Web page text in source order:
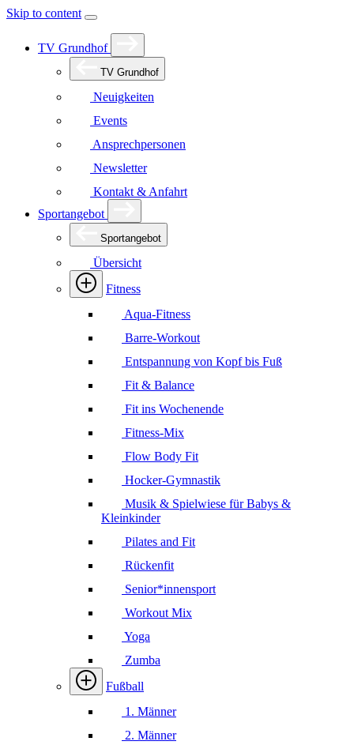
Skip to content
TV Grundhof
TV Grundhof
Neuigkeiten
Events
Ansprechpersonen
Newsletter
Kontakt & Anfahrt
Sportangebot
Sportangebot
Übersicht
Fitness
Aqua-Fitness
Barre-Workout
Entspannung von Kopf bis Fuß
Fit & Balance
Fit ins Wochenende
Fitness-Mix
Flow Body Fit
Hocker-Gymnastik
Musik & Spielwiese für Babys &
Kleinkinder
Pilates and Fit
Rückenfit
Senior*innensport
Workout Mix
Yoga
Zumba
Fußball
1. Männer
2. Männer